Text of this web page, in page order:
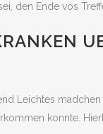
den Ende vos
Leichtes
konnte.